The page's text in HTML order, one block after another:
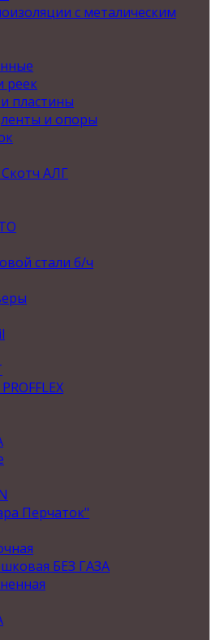
с металическим
реек
пластины
и опоры
АЛГ
стали б/ч
Перчаток"
БЕЗ ГАЗА